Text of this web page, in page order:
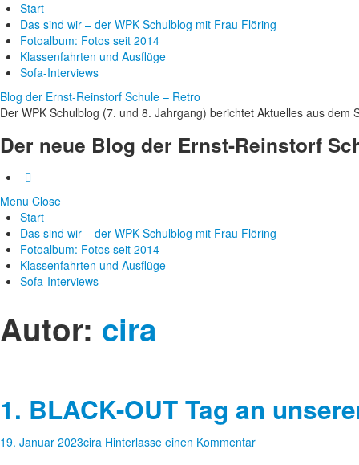
Start
Das sind wir – der WPK Schulblog mit Frau Flöring
Fotoalbum: Fotos seit 2014
Klassenfahrten und Ausflüge
Sofa-Interviews
Blog der Ernst-Reinstorf Schule – Retro
Der WPK Schulblog (7. und 8. Jahrgang) berichtet Aktuelles aus dem
Der neue Blog der Ernst-Reinstorf
Menu Close
Start
Das sind wir – der WPK Schulblog mit Frau Flöring
Fotoalbum: Fotos seit 2014
Klassenfahrten und Ausflüge
Sofa-Interviews
Autor: cira
1. BLACK-OUT Tag an
19. Januar 2023cira Hinterlasse einen Kommentar